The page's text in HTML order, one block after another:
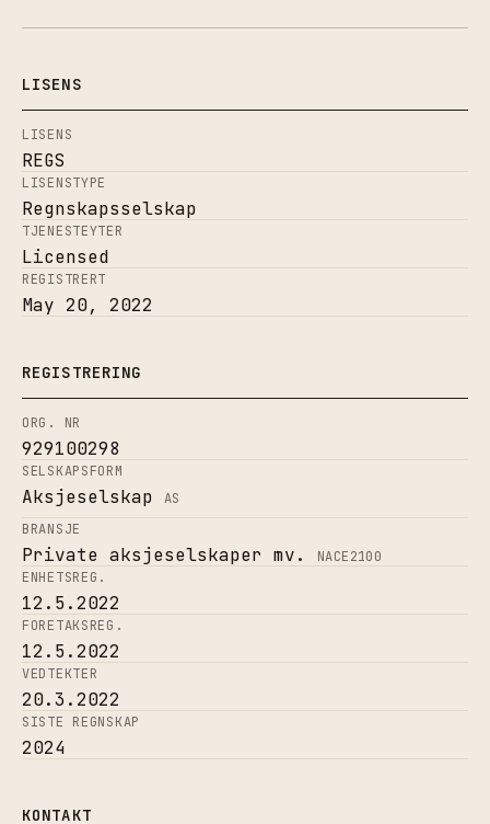
LISENS
LISENS
REGS
LISENSTYPE
Regnskapsselskap
TJENESTEYTER
Licensed
REGISTRERT
May 20, 2022
REGISTRERING
ORG. NR
929100298
SELSKAPSFORM
Aksjeselskap
AS
BRANSJE
Private aksjeselskaper mv. NACE2100
ENHETSREG.
12.5.2022
FORETAKSREG.
12.5.2022
VEDTEKTER
20.3.2022
SISTE REGNSKAP
2024
KONTAKT